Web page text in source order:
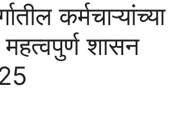
कर्मचाऱ्यांच्या
शासन